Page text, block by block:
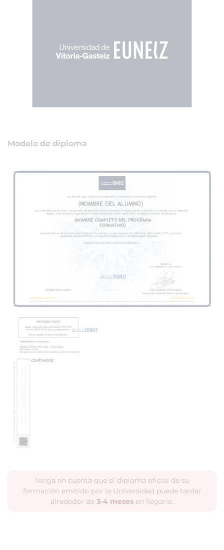
Modelo de diploma
Tenga en cuenta que el diploma oficial de su
formación emitido por la Universidad puede tardar
alrededor de 3-4 meses en llegarle.